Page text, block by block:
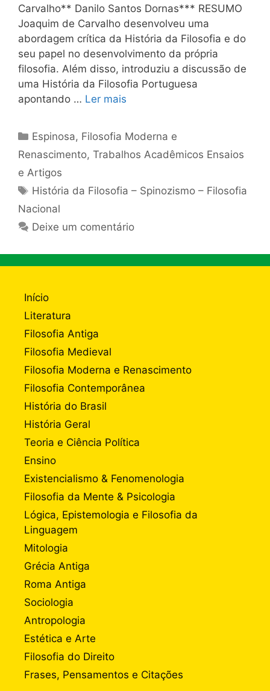
Carvalho** Danilo Santos Dornas*** RESUMO
Joaquim de Carvalho desenvolveu uma
abordagem crítica da História da Filosofia e do
seu papel no desenvolvimento da própria
filosofia. Além disso, introduziu a discussão de
uma História da Filosofia Portuguesa
apontando … Ler mais
Categorias
Espinosa, Filosofia Moderna e
Renascimento, Trabalhos Acadêmicos Ensaios
e Artigos
Tags
História da Filosofia – Spinozismo – Filosofia
Nacional
Deixe um comentário
Início
Literatura
Filosofia Antiga
Filosofia Medieval
Filosofia Moderna e Renascimento
Filosofia Contemporânea
História do Brasil
História Geral
Teoria e Ciência Política
Ensino
Existencialismo & Fenomenologia
Filosofia da Mente & Psicologia
Lógica, Epistemologia e Filosofia da
Linguagem
Mitologia
Grécia Antiga
Roma Antiga
Sociologia
Antropologia
Estética e Arte
Filosofia do Direito
Frases, Pensamentos e Citações